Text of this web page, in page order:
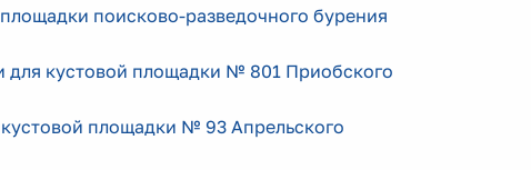
поисково-разведочного бурения
для кустовой площадки № 801 Приобского
площадки № 93 Апрельского